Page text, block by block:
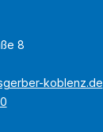
8
koblenz.de